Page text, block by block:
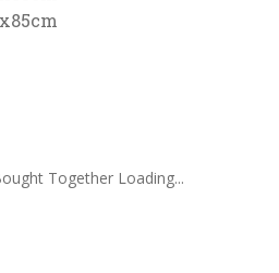
Together Loading...